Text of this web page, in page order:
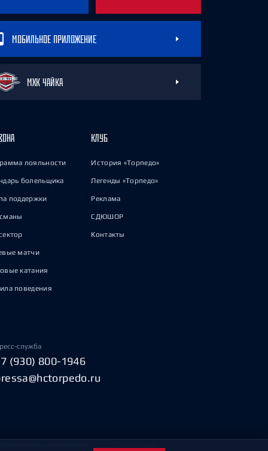
МОБИЛЬНОЕ ПРИЛОЖЕНИЕ
МХК ЧАЙКА
лояльности
болельщика
поддержки
матчи
катания
поведения
КЛУБ
История «Торпедо»
Легенды «Торпедо»
Реклама
СДЮШОР
Контакты
служба
(930) 800-1946